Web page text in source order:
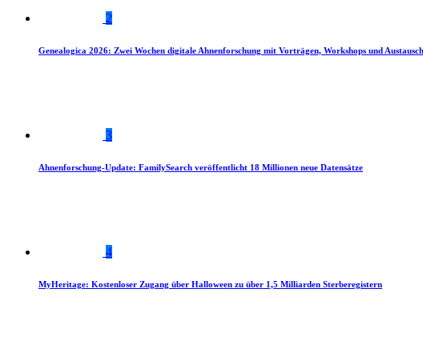
2
Genealogica 2026: Zwei Wochen digitale Ahnenforschung mit Vorträgen, Workshops und Austausch
3
Ahnenforschung-Update: FamilySearch veröffentlicht 18 Millionen neue Datensätze
4
MyHeritage: Kostenloser Zugang über Halloween zu über 1,5 Milliarden Sterberegistern